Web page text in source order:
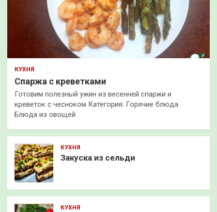
КУХНЯ
Спаржа с креветками
Готовим полезный ужин из весенней спаржи и
креветок с чесноком Категория: Горячие блюда
Блюда из овощей
КУХНЯ
Закуска из сельди
КУХНЯ